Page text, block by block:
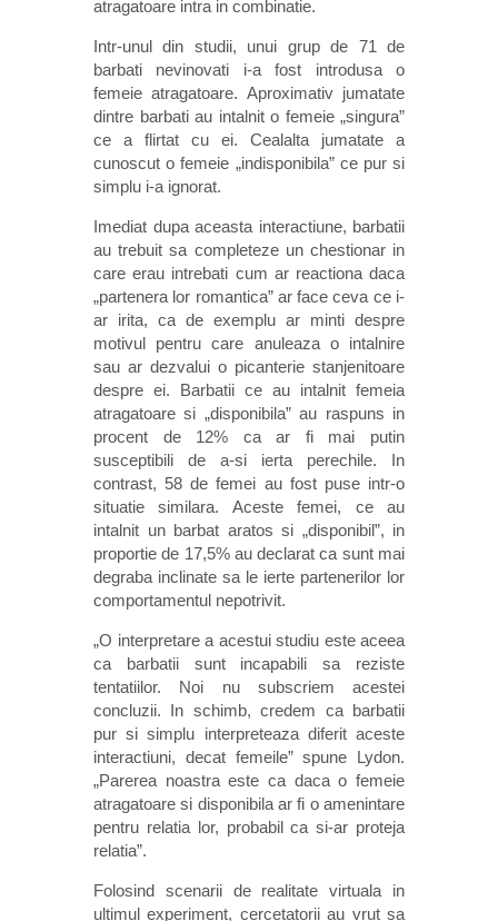
atragatoare intra in combinatie.
Intr-unul din studii, unui grup de 71 de
barbati nevinovati i-a fost introdusa o
femeie atragatoare. Aproximativ jumatate
dintre barbati au intalnit o femeie „singura”
ce a flirtat cu ei. Cealalta jumatate a
cunoscut o femeie „indisponibila” ce pur si
simplu i-a ignorat.
Imediat dupa aceasta interactiune, barbatii
au trebuit sa completeze un chestionar in
care erau intrebati cum ar reactiona daca
„partenera lor romantica” ar face ceva ce i-
ar irita, ca de exemplu ar minti despre
motivul pentru care anuleaza o intalnire
sau ar dezvalui o picanterie stanjenitoare
despre ei. Barbatii ce au intalnit femeia
atragatoare si „disponibila” au raspuns in
procent de 12% ca ar fi mai putin
susceptibili de a-si ierta perechile. In
contrast, 58 de femei au fost puse intr-o
situatie similara. Aceste femei, ce au
intalnit un barbat aratos si „disponibil”, in
proportie de 17,5% au declarat ca sunt mai
degraba inclinate sa le ierte partenerilor lor
comportamentul nepotrivit.
„O interpretare a acestui studiu este aceea
ca barbatii sunt incapabili sa reziste
tentatiilor. Noi nu subscriem acestei
concluzii. In schimb, credem ca barbatii
pur si simplu interpreteaza diferit aceste
interactiuni, decat femeile” spune Lydon.
„Parerea noastra este ca daca o femeie
atragatoare si disponibila ar fi o amenintare
pentru relatia lor, probabil ca si-ar proteja
relatia”.
Folosind scenarii de realitate virtuala in
ultimul experiment, cercetatorii au vrut sa